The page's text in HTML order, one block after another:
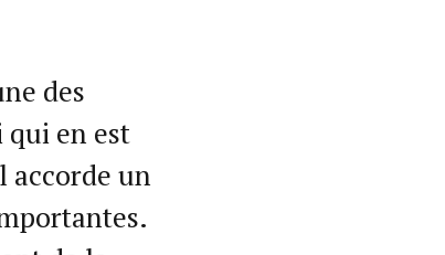
des
en est
un